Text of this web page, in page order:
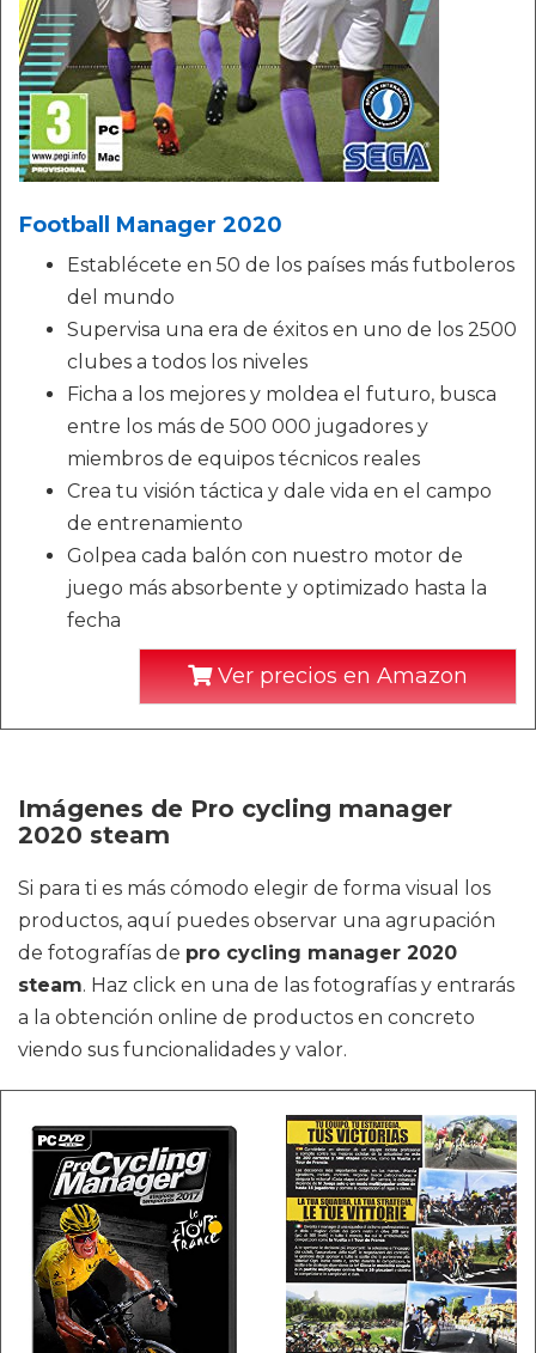
Football Manager 2020
Establécete en 50 de los países más futboleros
del mundo
Supervisa una era de éxitos en uno de los 2500
clubes a todos los niveles
Ficha a los mejores y moldea el futuro, busca
entre los más de 500 000 jugadores y
miembros de equipos técnicos reales
Crea tu visión táctica y dale vida en el campo
de entrenamiento
Golpea cada balón con nuestro motor de
juego más absorbente y optimizado hasta la
fecha
Ver precios en Amazon
Imágenes de Pro cycling manager
2020 steam
Si para ti es más cómodo elegir de forma visual los
productos, aquí puedes observar una agrupación
de fotografías de pro cycling manager 2020
steam. Haz click en una de las fotografías y entrarás
a la obtención online de productos en concreto
viendo sus funcionalidades y valor.